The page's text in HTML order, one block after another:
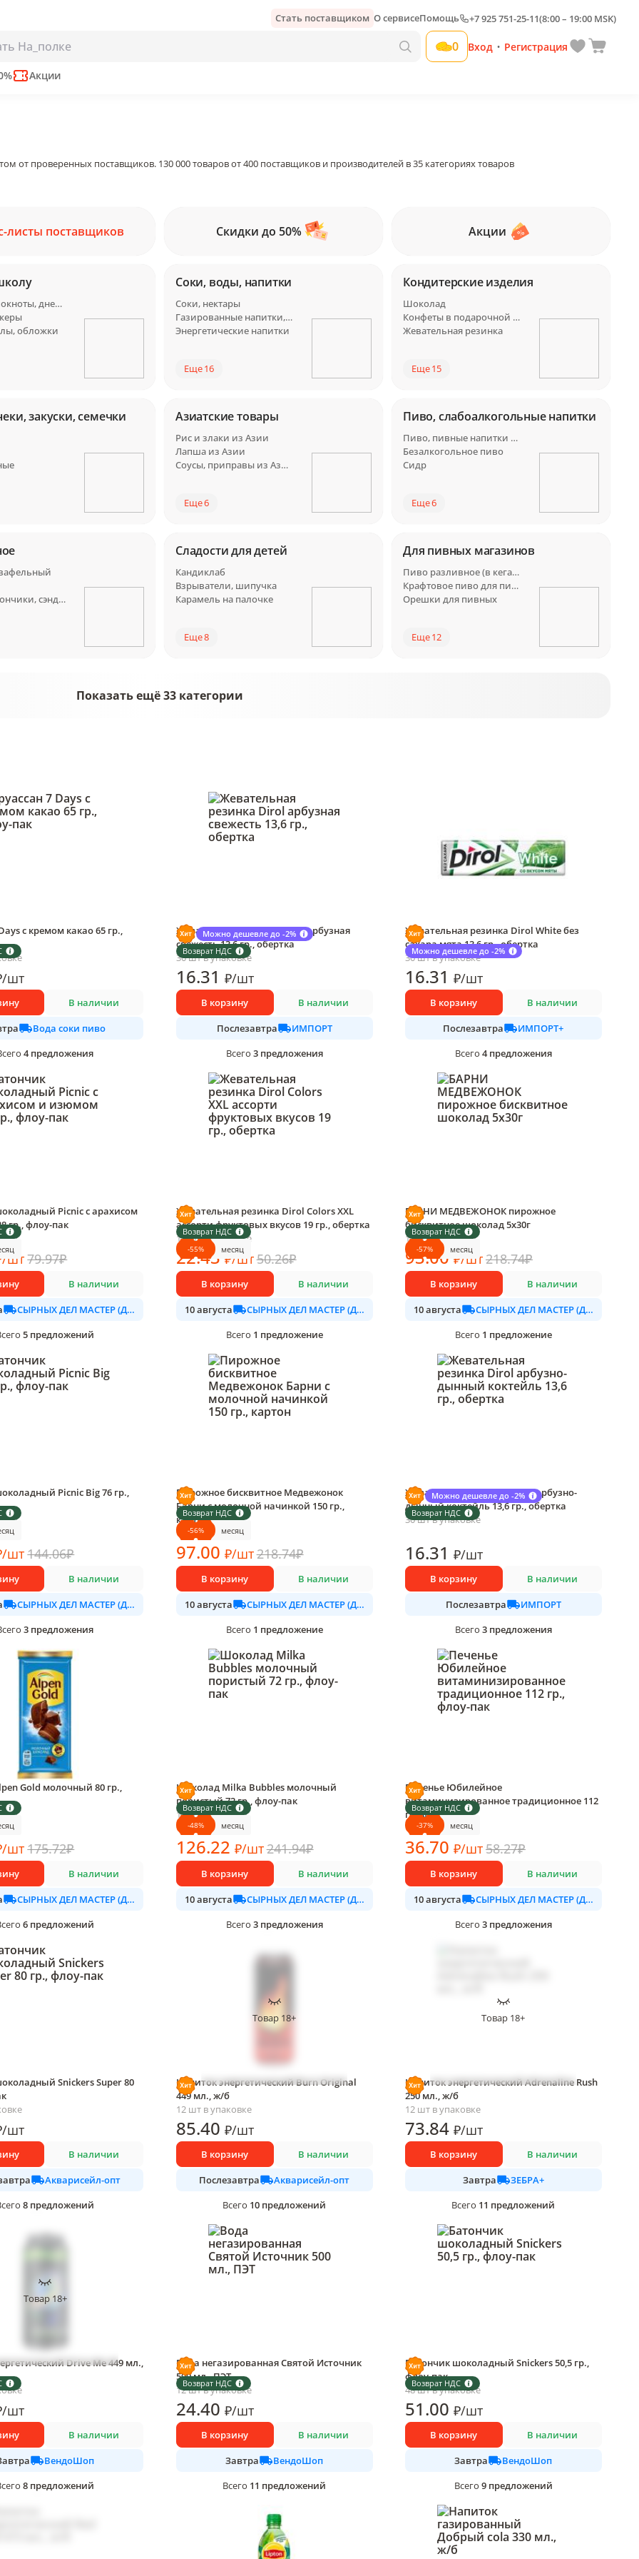
Стать поставщиком О сервисеПомощь +7 925 751-25-11(8:00 – 19:00 MSK)
0 Вход • Регистрация
Акции
от проверенных поставщиков. 130 000 товаров от 400 поставщиков и производителей в 35 категориях товаров
листы поставщиков Скидки до 50% Акции
Тетради, блокноты, дневники
обложки
Соки, воды, напитки
Соки, нектары
Газированные напитки, лимонады
Энергетические напитки
Еще 16
Кондитерские изделия
Шоколад
Конфеты в подарочной упаковке
Жевательная резинка
Еще 15
закуски, семечки Азиатские товары
Рис и злаки из Азии
Лапша из Азии
Соусы, приправы из Азии
Еще 6
Пиво, слабоалкогольные напитки
Пиво, пивные напитки Россия
Безалкогольное пиво
Сидр
Еще 6
Брикет, батончики, сэндвичи
Сладости для детей
Кандиклаб
Взрыватели, шипучка
Карамель на палочке
Еще 8
Для пивных магазинов
Пиво разливное (в кегах) для пивных
Крафтовое пиво для пивных
Орешки для пивных
Еще 12
Показать ещё 33 категории
с кремом какао 65 гр.,
/шт
В наличии
Вода соки пиво
4 предложения
Можно дешевле до -2%
Возврат НДС
Жевательная резинка Dirol арбузная
свежесть 13,6 гр., обертка
30 шт в упаковке
16.31 ₽/шт
В корзину В наличии
Послезавтра
ИМПОРТ
Всего 3 предложения
Можно дешевле до -2%
Жевательная резинка Dirol White без
сахара мята 13,6 гр., обертка
30 шт в упаковке
16.31 ₽/шт
В корзину В наличии
Послезавтра
ИМПОРТ+
Всего 4 предложения
Picnic с арахисом
гр., флоу-пак
/шт79.97₽
В наличии
СЫРНЫХ ДЕЛ МАСТЕР (ДАЛИМО)
5 предложений
Возврат НДС
-55% месяц
Жевательная резинка Dirol Colors XXL
ассорти фруктовых вкусов 19 гр., обертка
18 шт в упаковке
22.43 ₽/шт50.26₽
В корзину В наличии
10 августа
СЫРНЫХ ДЕЛ МАСТЕР (ДАЛИМО)
Всего 1 предложение
Возврат НДС
-57% месяц
БАРНИ МЕДВЕЖОНОК пирожное
бисквитное шоколад 5х30г
1 шт в упаковке
93.00 ₽/шт218.74₽
В корзину В наличии
10 августа
СЫРНЫХ ДЕЛ МАСТЕР (ДАЛИМО)
Всего 1 предложение
Picnic Big 76 гр.,
/шт144.06₽
В наличии
СЫРНЫХ ДЕЛ МАСТЕР (ДАЛИМО)
3 предложения
Возврат НДС
-56% месяц
Пирожное бисквитное Медвежонок
Барни с молочной начинкой 150 гр.,
картон
1 шт в упаковке
97.00 ₽/шт218.74₽
В корзину В наличии
10 августа
СЫРНЫХ ДЕЛ МАСТЕР (ДАЛИМО)
Всего 1 предложение
Можно дешевле до -2%
Возврат НДС
Жевательная резинка Dirol арбузно-
дынный коктейль 13,6 гр., обертка
30 шт в упаковке
16.31 ₽/шт
В корзину В наличии
Послезавтра
ИМПОРТ
Всего 3 предложения
Gold молочный 80 гр.,
/шт175.72₽
В наличии
СЫРНЫХ ДЕЛ МАСТЕР (ДАЛИМО)
6 предложений
Возврат НДС
-48% месяц
Шоколад Milka Bubbles молочный
пористый 72 гр., флоу-пак
1 шт в упаковке
126.22 ₽/шт241.94₽
В корзину В наличии
10 августа
СЫРНЫХ ДЕЛ МАСТЕР (ДАЛИМО)
Всего 3 предложения
Возврат НДС
-37% месяц
Печенье Юбилейное
витаминизированное традиционное 112
гр., флоу-пак
1 шт в упаковке
36.70 ₽/шт58.27₽
В корзину В наличии
10 августа
СЫРНЫХ ДЕЛ МАСТЕР (ДАЛИМО)
Всего 3 предложения
Snickers Super 80
/шт
В наличии
Акварисейл-опт
8 предложений
Товар 18+
Напиток энергетический Burn Original
449 мл., ж/б
12 шт в упаковке
85.40 ₽/шт
В корзину В наличии
Послезавтра
Акварисейл-опт
Всего 10 предложений
Товар 18+
Напиток энергетический Adrenaline Rush
250 мл., ж/б
12 шт в упаковке
73.84 ₽/шт
В корзину В наличии
Завтра
ЗЕБРА+
Всего 11 предложений
Товар 18+
Drive Me 449 мл.,
/шт
В наличии
ВендоШоп
8 предложений
Возврат НДС
Вода негазированная Святой Источник
500 мл., ПЭТ
12 шт в упаковке
24.40 ₽/шт
В корзину В наличии
Завтра
ВендоШоп
Всего 11 предложений
Возврат НДС
Батончик шоколадный Snickers 50,5 гр.,
флоу-пак
48 шт в упаковке
51.00 ₽/шт
В корзину В наличии
Завтра
ВендоШоп
Всего 9 предложений